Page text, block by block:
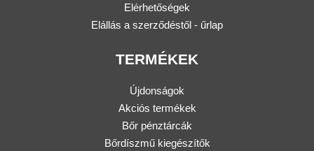
Elérhetőségek
Elállás a szerződéstől - űrlap
TERMÉKEK
Újdonságok
Akciós termékek
Bőr pénztárcák
Bőrdíszmű kiegészítők